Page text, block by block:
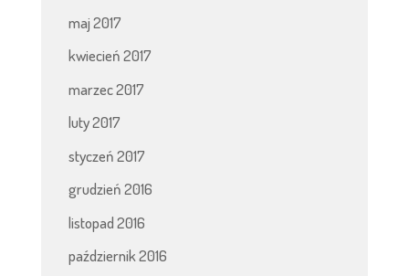
maj 2017
kwiecień 2017
marzec 2017
luty 2017
styczeń 2017
grudzień 2016
listopad 2016
październik 2016